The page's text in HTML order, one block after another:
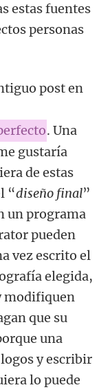
estas fuentes
personas
post en
. Una
gustaría
de estas
“diseño final”
un programa
pueden
vez escrito el
elegida,
modifiquen
que su
una
y escribir
lo puede